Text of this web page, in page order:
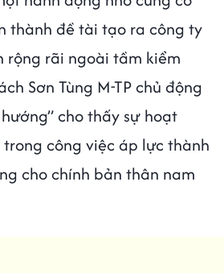
thành đề tài tạo ra công ty
rộng rãi ngoài tầm kiểm
Sơn Tùng M-TP chủ động
cho thấy sự hoạt
công việc áp lực thành
cho chính bản thân nam